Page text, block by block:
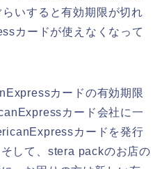
いすると有効期限が切れ
カードが使えなくなって
カードの有効期限
カード会社に一
カードを発行
して、stera packのお店の